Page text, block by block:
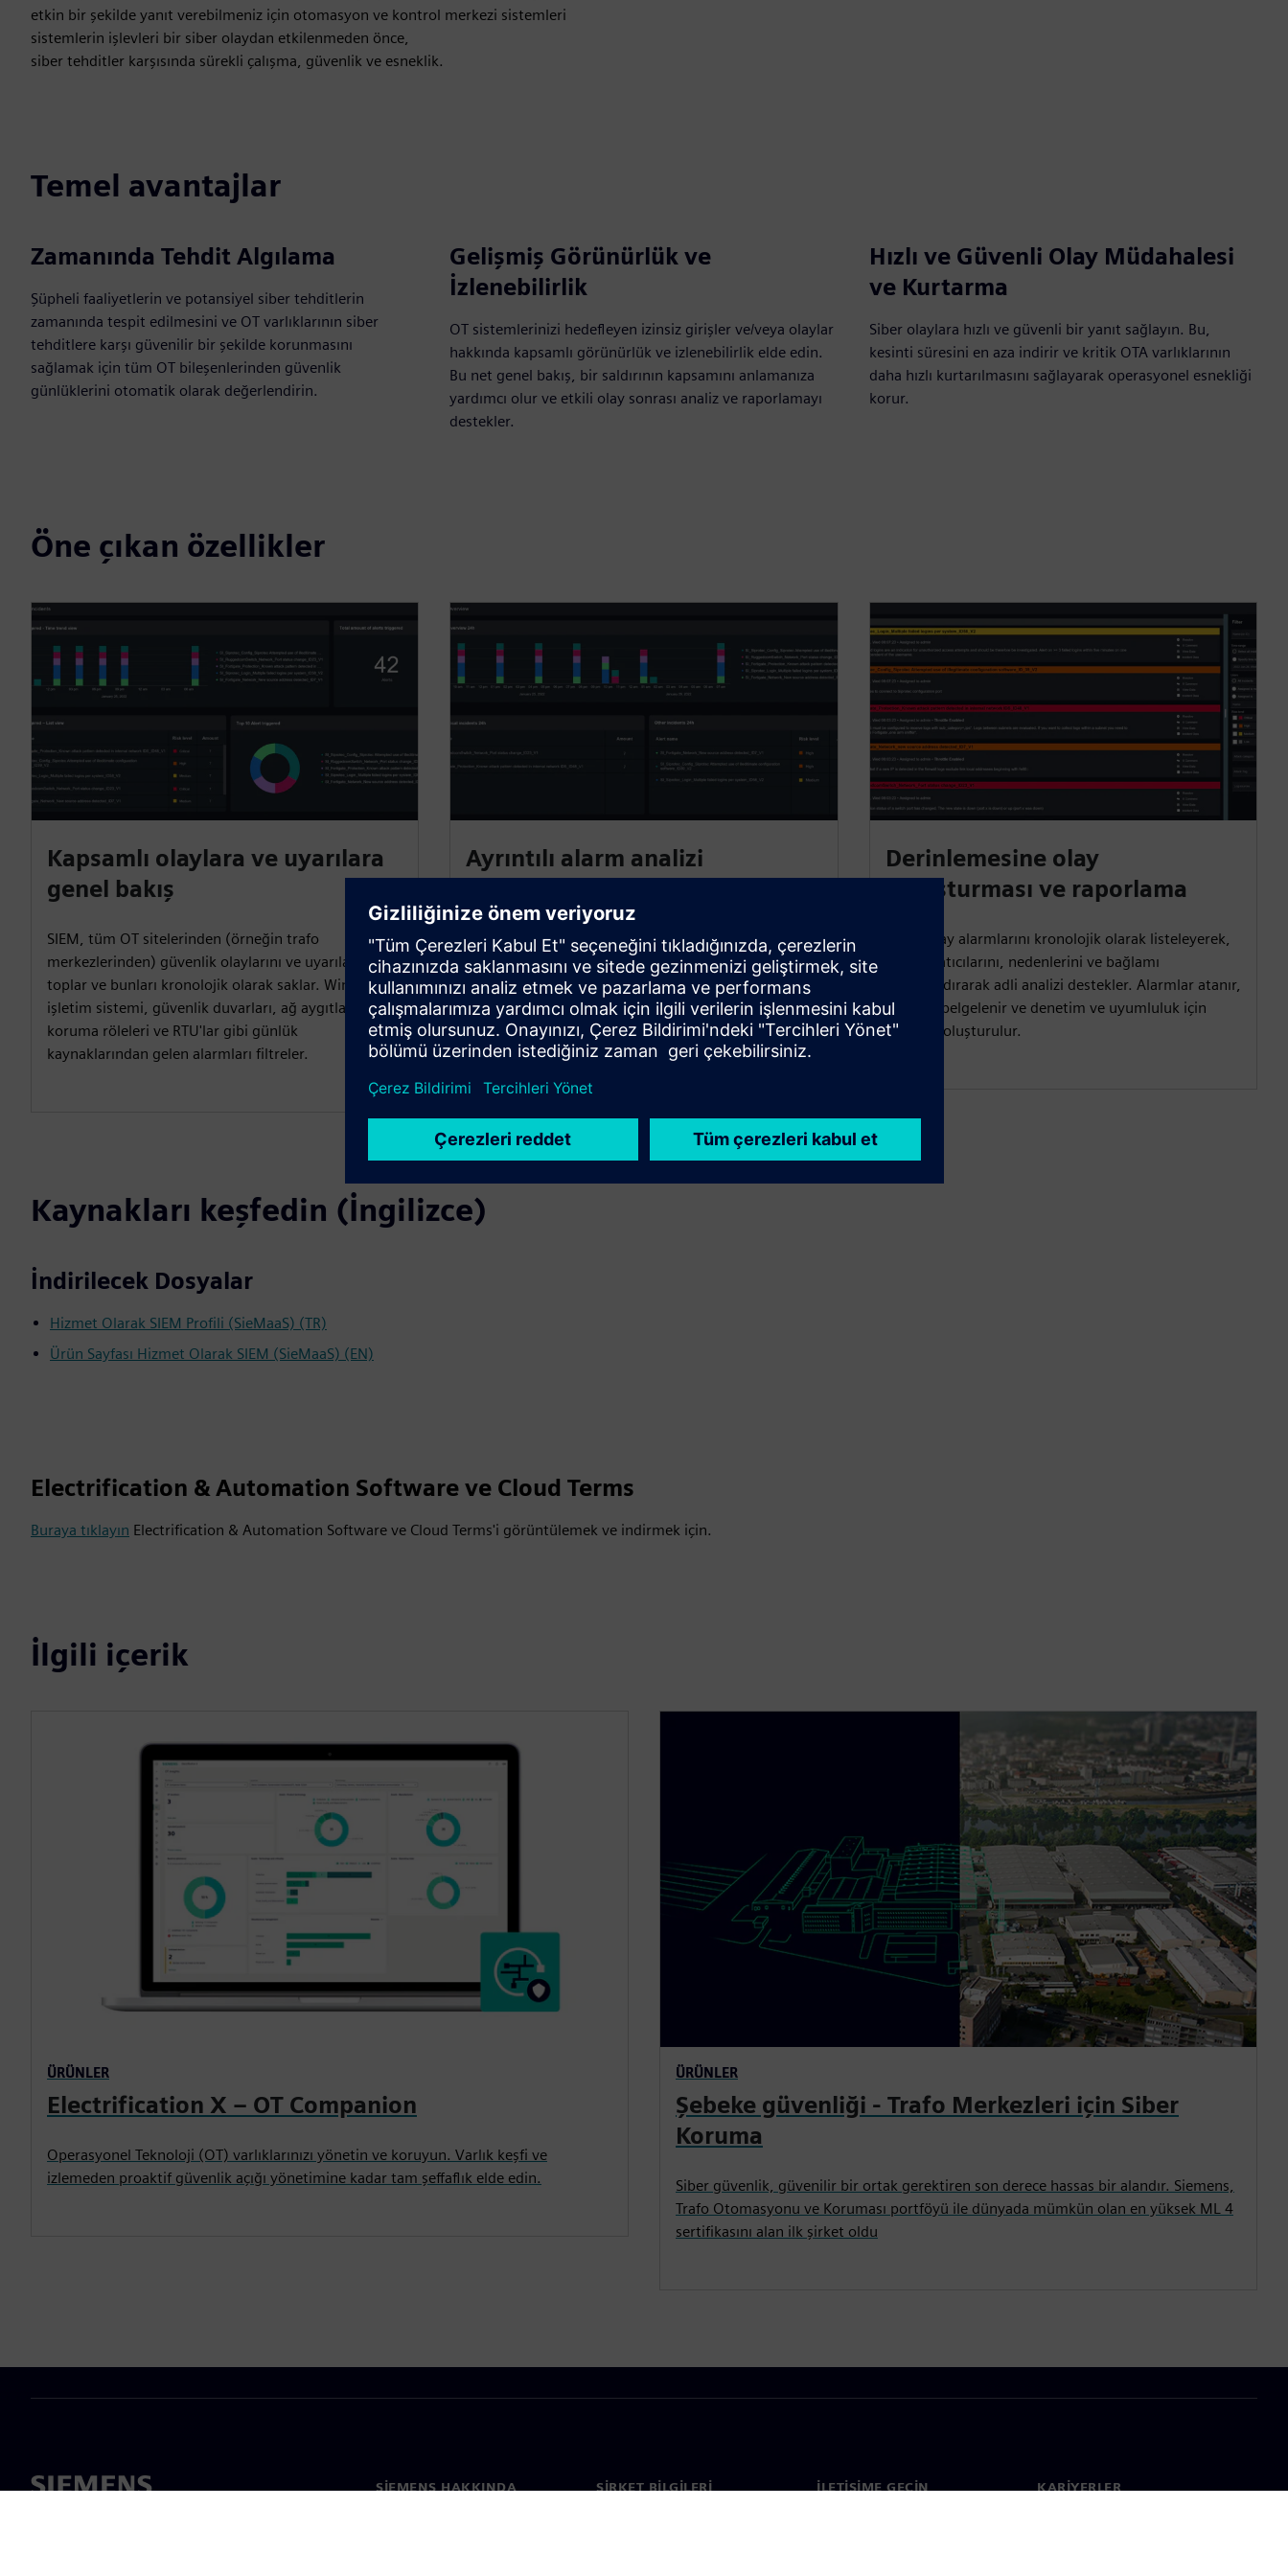
etkin bir şekilde yanıt verebilmeniz için otomasyon ve kontrol merkezi sistemleri
sistemlerin işlevleri bir siber olaydan etkilenmeden önce,
siber tehditler karşısında sürekli çalışma, güvenlik ve esneklik.
Temel avantajlar
Zamanında Tehdit Algılama
Şüpheli faaliyetlerin ve potansiyel siber tehditlerin
zamanında tespit edilmesini ve OT varlıklarının siber
tehditlere karşı güvenilir bir şekilde korunmasını
sağlamak için tüm OT bileşenlerinden güvenlik
günlüklerini otomatik olarak değerlendirin.
Gelişmiş Görünürlük ve
İzlenebilirlik
OT sistemlerinizi hedefleyen izinsiz girişler ve/veya olaylar
hakkında kapsamlı görünürlük ve izlenebilirlik elde edin.
Bu net genel bakış, bir saldırının kapsamını anlamanıza
yardımcı olur ve etkili olay sonrası analiz ve raporlamayı
destekler.
Hızlı ve Güvenli Olay Müdahalesi
ve Kurtarma
Siber olaylara hızlı ve güvenli bir yanıt sağlayın. Bu,
kesinti süresini en aza indirir ve kritik OTA varlıklarının
daha hızlı kurtarılmasını sağlayarak operasyonel esnekliği
korur.
Öne çıkan özellikler
Kapsamlı olaylara ve uyarılara
genel bakış
SIEM, tüm OT sitelerinden (örneğin trafo
merkezlerinden) güvenlik olaylarını ve uyarıları
toplar ve bunları kronolojik olarak saklar. Windows
işletim sistemi, güvenlik duvarları, ağ aygıtları,
koruma röleleri ve RTU'lar gibi günlük
kaynaklarından gelen alarmları filtreler.
Ayrıntılı alarm analizi
SIEM, günlükleri sınıflandırmak, gürültüyü azaltmak
ve SCADA için küratörlü kural kümeleri kullanır. Bir
saldırgan anormalliği bulunursa, bir alarm tetiklenir
ve operatöre derhal haber verilir.
Derinlemesine olay
soruşturması ve raporlama
SIEM, olay alarmlarını kronolojik olarak listeleyerek,
olay yaratıcılarını, nedenlerini ve bağlamı
detaylandırarak adli analizi destekler. Alarmlar atanır,
kararlar belgelenir ve denetim ve uyumluluk için
raporlar oluşturulur.
Kaynakları keşfedin (İngilizce)
İndirilecek Dosyalar
Hizmet Olarak SIEM Profili (SieMaaS) (TR)
Ürün Sayfası Hizmet Olarak SIEM (SieMaaS) (EN)
Electrification & Automation Software ve Cloud Terms
Buraya tıklayın Electrification & Automation Software ve Cloud Terms'i görüntülemek ve indirmek için.
İlgili içerik
ÜRÜNLER
Electrification X – OT Companion
Operasyonel Teknoloji (OT) varlıklarınızı yönetin ve koruyun. Varlık keşfi ve
izlemeden proaktif güvenlik açığı yönetimine kadar tam şeffaflık elde edin.
ÜRÜNLER
Şebeke güvenliği - Trafo Merkezleri için Siber
Koruma
Siber güvenlik, güvenilir bir ortak gerektiren son derece hassas bir alandır. Siemens,
Trafo Otomasyonu ve Koruması portföyü ile dünyada mümkün olan en yüksek ML 4
sertifikasını alan ilk şirket oldu
SIEMENS HAKKINDA ŞIRKET BILGILERI İLETIŞIME GEÇIN KARIYERLER